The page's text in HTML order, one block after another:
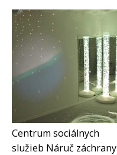
Centrum sociálnych
služieb Náruč záchrany